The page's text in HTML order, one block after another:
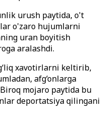
urush paytida, o't
o'zaro hujumlarni
uran boyitish
aralashdi.
xavotirlarni keltirib,
afg‘onlarga
mojaro paytida bu
deportatsiya qilingani